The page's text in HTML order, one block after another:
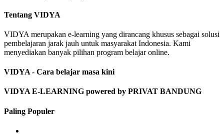
Tentang VIDYA
VIDYA merupakan e-learning yang dirancang khusus sebagai solusi
pembelajaran jarak jauh untuk masyarakat Indonesia. Kami
menyediakan banyak pilihan program belajar online.
VIDYA - Cara belajar masa kini
VIDYA E-LEARNING powered by PRIVAT BANDUNG
Paling Populer